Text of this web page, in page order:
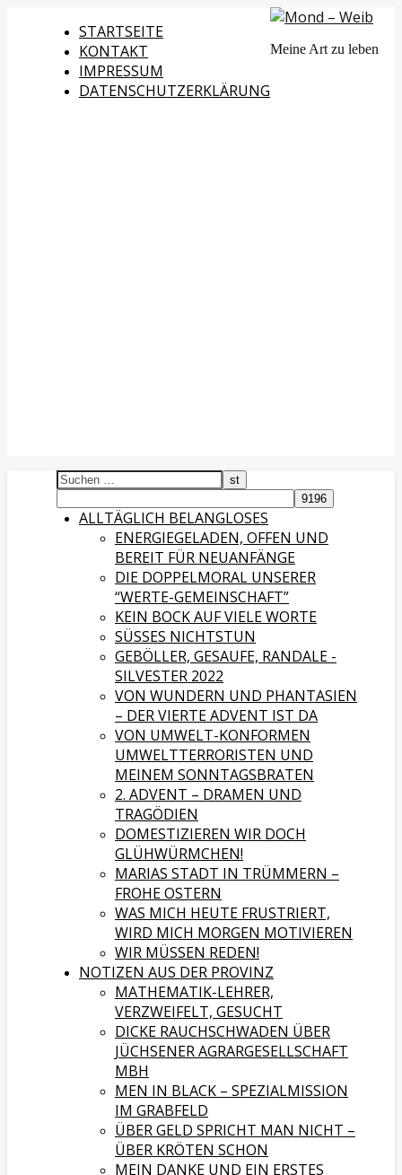
STARTSEITE
KONTAKT
IMPRESSUM
DATENSCHUTZERKLÄRUNG
Meine Art zu leben
ALLTÄGLICH BELANGLOSES
ENERGIEGELADEN, OFFEN UND
BEREIT FÜR NEUANFÄNGE
DIE DOPPELMORAL UNSERER
“WERTE-GEMEINSCHAFT”
KEIN BOCK AUF VIELE WORTE
SÜSSES NICHTSTUN
GEBÖLLER, GESAUFE, RANDALE -
SILVESTER 2022
VON WUNDERN UND PHANTASIEN
– DER VIERTE ADVENT IST DA
VON UMWELT-KONFORMEN
UMWELTTERRORISTEN UND
MEINEM SONNTAGSBRATEN
2. ADVENT – DRAMEN UND
TRAGÖDIEN
DOMESTIZIEREN WIR DOCH
GLÜHWÜRMCHEN!
MARIAS STADT IN TRÜMMERN –
FROHE OSTERN
WAS MICH HEUTE FRUSTRIERT,
WIRD MICH MORGEN MOTIVIEREN
WIR MÜSSEN REDEN!
NOTIZEN AUS DER PROVINZ
MATHEMATIK-LEHRER,
VERZWEIFELT, GESUCHT
DICKE RAUCHSCHWADEN ÜBER
JÜCHSENER AGRARGESELLSCHAFT
MBH
MEN IN BLACK – SPEZIALMISSION
IM GRABFELD
ÜBER GELD SPRICHT MAN NICHT –
ÜBER KRÖTEN SCHON
MEIN DANKE UND EIN ERSTES